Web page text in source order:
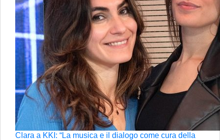
Clara a KKI: “La musica e il dialogo come cura della